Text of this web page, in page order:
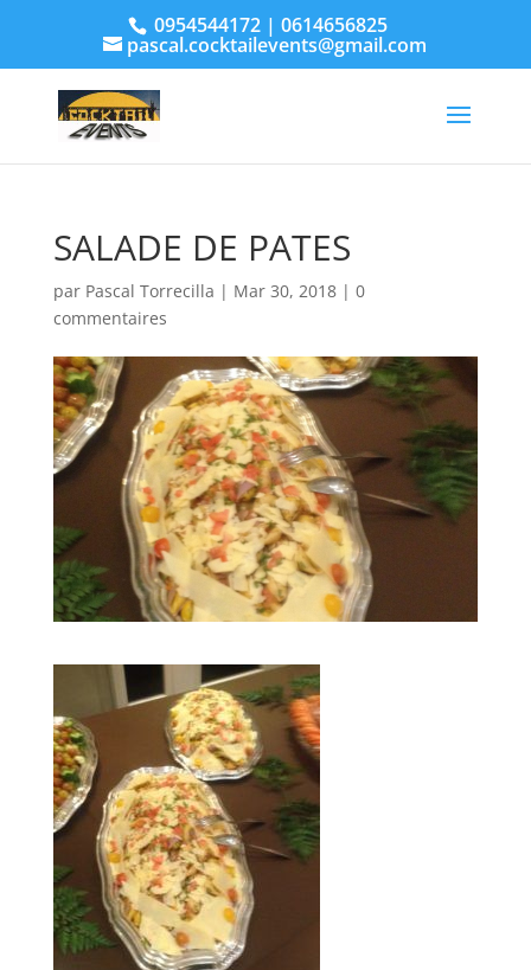
0954544172 | 0614656825
pascal.cocktailevents@gmail.com
SALADE DE PATES
par Pascal Torrecilla | Mar 30, 2018| 0
commentaires